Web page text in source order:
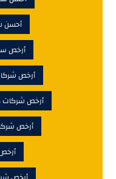
أحسن
أرخص
أرخص
أرخص شركات
أرخص